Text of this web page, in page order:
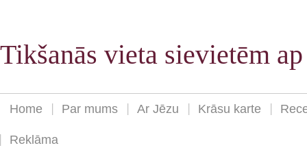
Tikšanās vieta sievietēm
Home Par mums Ar Jēzu Krāsu karte
Reklāma